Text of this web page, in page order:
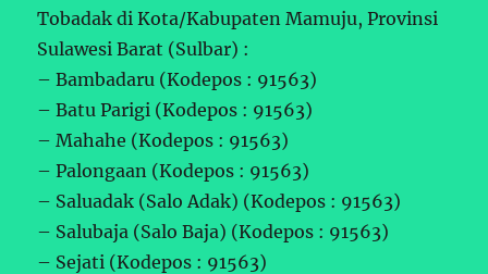
Tobadak di Kota/Kabupaten Mamuju, Provinsi
Sulawesi Barat (Sulbar) :
– Bambadaru (Kodepos : 91563)
– Batu Parigi (Kodepos : 91563)
– Mahahe (Kodepos : 91563)
– Palongaan (Kodepos : 91563)
– Saluadak (Salo Adak) (Kodepos : 91563)
– Salubaja (Salo Baja) (Kodepos : 91563)
– Sejati (Kodepos : 91563)